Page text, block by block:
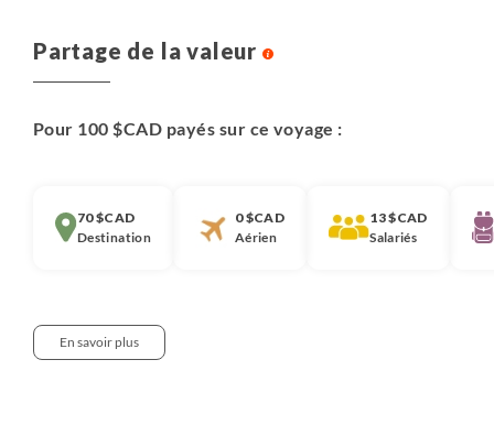
Partage de la valeur
Pour 100 $CAD payés sur ce voyage :
70 $CAD
Destination
0 $CAD
Aérien
13 $CAD
Salariés
En savoir plus